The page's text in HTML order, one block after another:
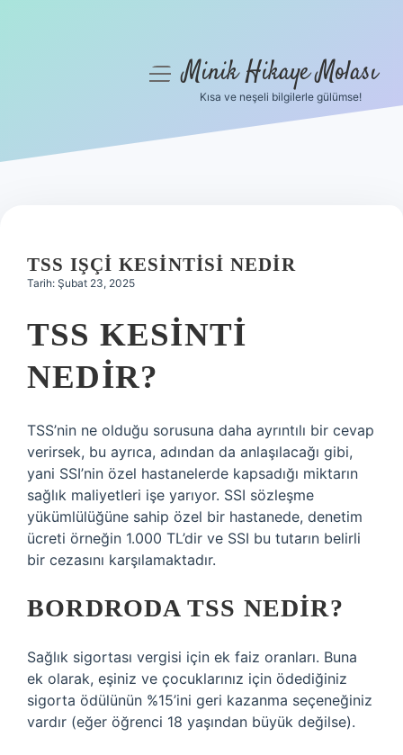
Hakkımızda
menüyüMinik Hikaye Molası
Kısa ve neşeli bilgilerle gülümse!
TSS IŞÇI KESINTISI NEDIR
Tarih: Şubat 23, 2025
TSS KESINTI
NEDIR?
TSS’nin ne olduğu sorusuna daha ayrıntılı bir cevap
verirsek, bu ayrıca, adından da anlaşılacağı gibi,
yani SSI’nin özel hastanelerde kapsadığı miktarın
sağlık maliyetleri işe yarıyor. SSI sözleşme
yükümlülüğüne sahip özel bir hastanede, denetim
ücreti örneğin 1.000 TL’dir ve SSI bu tutarın belirli
bir cezasını karşılamaktadır.
BORDRODA TSS NEDIR?
Sağlık sigortası vergisi için ek faiz oranları. Buna
ek olarak, eşiniz ve çocuklarınız için ödediğiniz
sigorta ödülünün %15’ini geri kazanma seçeneğiniz
vardır (eğer öğrenci 18 yaşından büyük değilse).